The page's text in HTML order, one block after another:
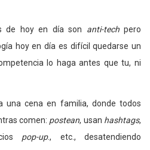
de hoy en día son anti-techpero
hoy en día es difícil quedarse un
lo haga antes que tu, ni
una cena en familia, donde todos
comen: postean, usan hashtags,
pop-up., etc., desatendiendo